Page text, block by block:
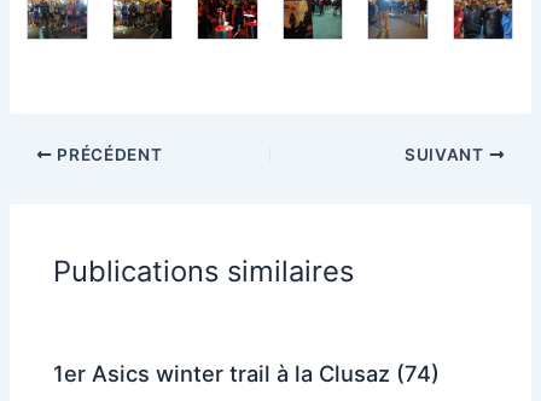
PRÉCÉDENT SUIVANT
Publications similaires
1er Asics winter trail à la Clusaz (74)